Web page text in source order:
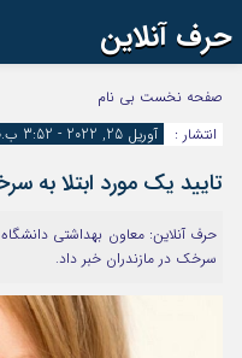
حرف آنلاین
اینستاگرام
آپارات
رمز عبور
صفحه نخست بی نام
انتشار :
آوریل 25, 2022 - 3:52 ب.ظ
تایید یک مورد ابتلا به
حرف آنلاین: معاون بهداشتی دانشگاه
سرخک در مازندران خبر داد.